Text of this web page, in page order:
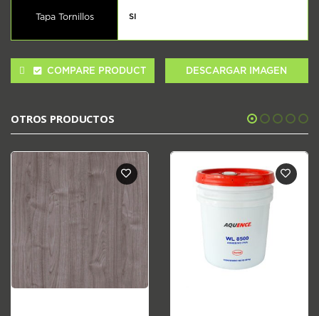
Tapa Tornillos SI
COMPARE PRODUCT DESCARGAR IMAGEN
OTROS PRODUCTOS